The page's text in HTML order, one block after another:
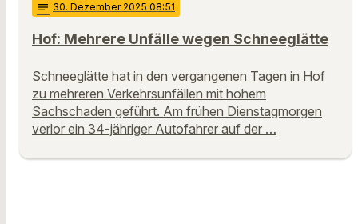
notes 30. Dezember 2025 08:51
Hof: Mehrere Unfälle wegen Schneeglätte
Schneeglätte hat in den vergangenen Tagen in Hof
zu mehreren Verkehrsunfällen mit hohem
Sachschaden geführt. Am frühen Dienstagmorgen
verlor ein 34-jähriger Autofahrer auf der …